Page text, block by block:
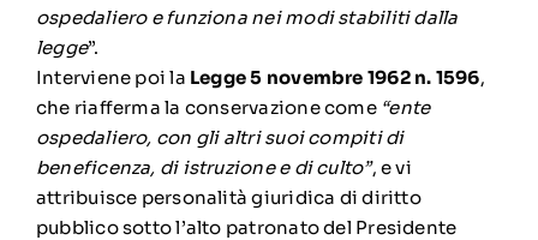
ospedaliero e funziona nei modi stabiliti dalla
legge”.
Interviene poi la Legge5 novembre 1962 n. 1596,
che riafferma la conservazione come “ente
ospedaliero, con gli altri suoi compiti di
beneficenza, di istruzione e di culto”, e vi
attribuisce personalità giuridica di diritto
pubblico sotto l’alto patronato del Presidente